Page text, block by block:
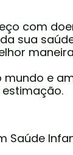
com
sua
e